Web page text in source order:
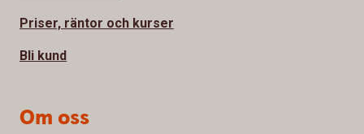
Priser, räntor och kurser
Bli kund
Om oss